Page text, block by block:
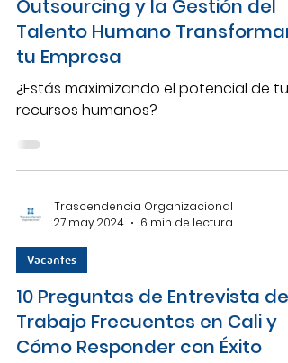
Outsourcing y la Gestión del
Talento Humano Transforman
tu Empresa
¿Estás maximizando el potencial de tus
recursos humanos?
Trascendencia Organizacional
27 may 2024
6 min de lectura
Vacantes
10 Preguntas de Entrevista de
Trabajo Frecuentes en Cali y
Cómo Responder con Éxito